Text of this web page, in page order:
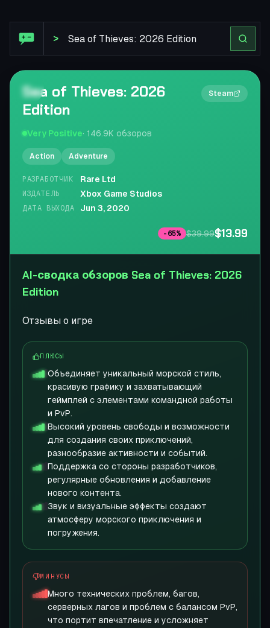
>
2×
Sea of Thieves: 2026
Edition
Steam
Very Positive· 146.9K обзоров
Action Adventure
РАЗРАБОТЧИК Rare Ltd
ИЗДАТЕЛЬ Xbox Game Studios
ДАТА ВЫХОДА Jun 3, 2020
- 65% $39.99$13.99
AI-сводка обзоров Sea of Thieves: 2026
Edition
Отзывы о игре
ПЛЮСЫ
Объединяет уникальный морской стиль,
красивую графику и захватывающий
геймплей с элементами командной работы
и PvP.
Высокий уровень свободы и возможности
для создания своих приключений,
разнообразие активности и событий.
Поддержка со стороны разработчиков,
регулярные обновления и добавление
нового контента.
Звук и визуальные эффекты создают
атмосферу морского приключения и
погружения.
МИНУСЫ
Много технических проблем, багов,
серверных лагов и проблем с балансом PvP,
что портит впечатление и усложняет